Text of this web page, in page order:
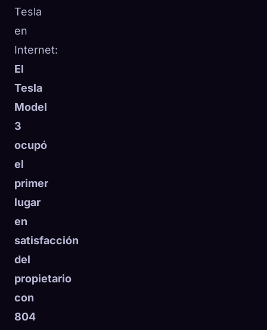
Tesla
en
Internet:
El
Tesla
Model
3
ocupó
el
primer
lugar
en
satisfacción
del
propietario
con
804